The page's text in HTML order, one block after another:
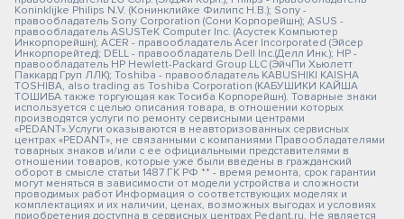
Koninklijke Philips N.V. (Конинклийке Филипс Н.В.); Sony -
правообладатель Sony Corporation (Сони Корпорейшн); ASUS -
правообладатель ASUSTeK Computer Inc. (Асустек Компьютер
Инкорпорейшн); ACER - правообладатель Acer Incorporated (Эйсер
Инкорпорейтед); DELL - правообладатель Dell Inc.(Делл Инк.); HP -
правообладатель HP Hewlett-Packard Group LLC (ЭйчПи Хьюлетт
Паккард Груп ЛЛК); Toshiba - правообладатель KABUSHIKI KAISHA
TOSHIBA, also trading as Toshiba Corporation (КАБУШИКИ КАЙША
ТОШИБА также торгующая как Тосиба Корпорейшн). Товарные знаки
используется с целью описания товара, в отношении которых
производятся услуги по ремонту сервисными центрами
«PEDANT».Услуги оказываются в неавторизованных сервисных
центрах «PEDANT», не связанными с компаниями Правообладателями
товарных знаков и/или с ее официальными представителями в
отношении товаров, которые уже были введены в гражданский
оборот в смысле статьи 1487 ГК РФ ** - время ремонта, срок гарантии
могут меняться в зависимости от модели устройства и сложности
проводимых работ Информация о соответствующих моделях и
комплектациях и их наличии, ценах, возможных выгодах и условиях
приобретения доступна в сервисных центрах Pedant.ru. Не является